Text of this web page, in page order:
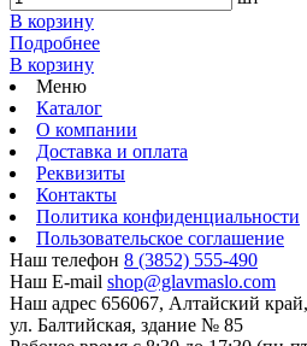
В корзину
Подробнее
В корзину
Меню
Каталог
О компании
Доставка и оплата
Реквизиты
Контакты
Политика конфиденциальности
Пользовательское соглашение
Наш телефон 8 (3852) 555-490
Наш E-mail shop@glavmaslo.com
Наш адрес 656067, Алтайский
ул. Балтийская, здание № 85